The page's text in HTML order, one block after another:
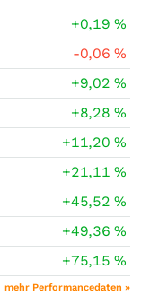
+0,19%
-0,06%
+9,02%
+8,28%
+11,20%
+21,11%
+45,52%
+49,36%
+75,15%
mehr Performancedaten »